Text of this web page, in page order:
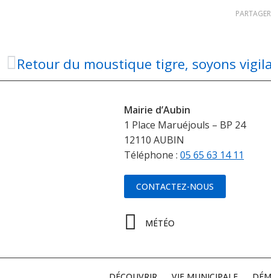
Retour du moustique tigre, soyons
Mairie d’Aubin
1 Place Maruéjouls – BP 24
12110 AUBIN
Téléphone : 05 65 63 14 11
CONTACTEZ-NOUS
MÉTÉO